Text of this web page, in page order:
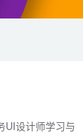
UI设计师学习与